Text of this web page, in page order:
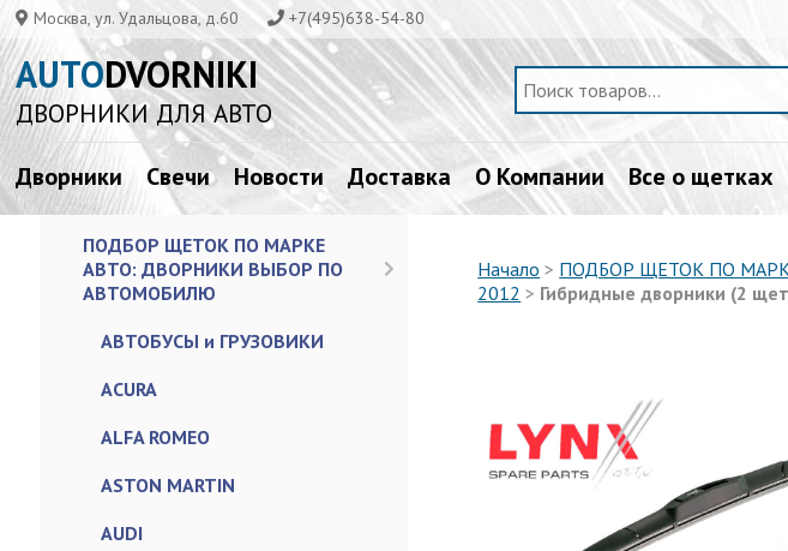
Москва, ул. Удальцова, д.60 +7(495)638-54-80
AUTODVORNIKI
ДВОРНИКИ ДЛЯ АВТО
Дворники Свечи Новости Доставка О Компании Все о щетках
ПОДБОР ЩЕТОК ПО МАРКЕ
АВТО: ДВОРНИКИ ВЫБОР ПО
АВТОМОБИЛЮ
АВТОБУСЫ и ГРУЗОВИКИ
ACURA
ALFA ROMEO
ASTON MARTIN
AUDI
Начало > ПОДБОР ЩЕТОК ПО
2012 > Гибридные дворники (2